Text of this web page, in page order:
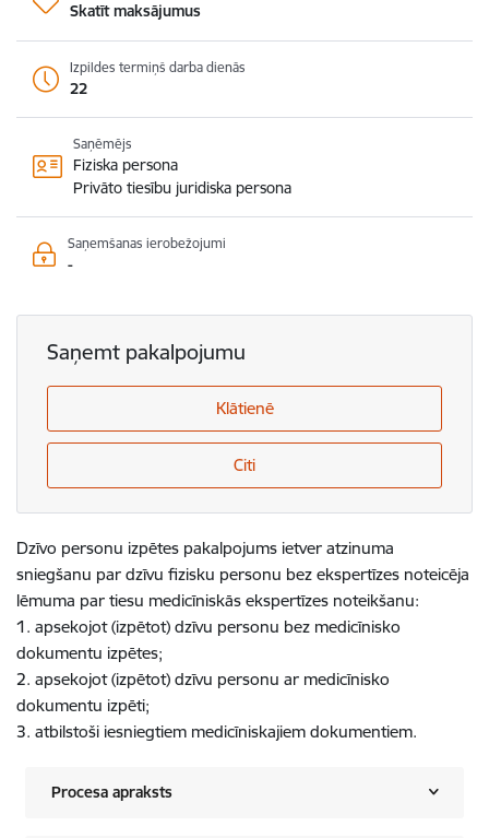
Skatīt maksājumus
Izpildes termiņš darba dienās
22
Saņēmējs
Fiziska persona
Privāto tiesību juridiska persona
Saņemšanas ierobežojumi
-
Saņemt pakalpojumu
Klātienē
Citi
Dzīvo personu izpētes pakalpojums ietver atzinuma
sniegšanu par dzīvu fizisku personu bez ekspertīzes noteicēja
lēmuma par tiesu medicīniskās ekspertīzes noteikšanu:
1. apsekojot (izpētot) dzīvu personu bez medicīnisko
dokumentu izpētes;
2. apsekojot (izpētot) dzīvu personu ar medicīnisko
dokumentu izpēti;
3. atbilstoši iesniegtiem medicīniskajiem dokumentiem.
Procesa apraksts